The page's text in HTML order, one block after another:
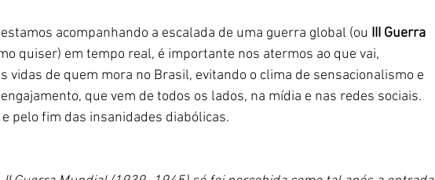
acompanhando a escalada de uma guerra global (ou III Guerra
quiser) em tempo real, é importante nos atermos ao que vai,
vidas de quem mora no Brasil, evitando o clima de sensacionalismo e
que vem de todos os lados, na mídia e nas redes sociais.
pelo fim das insanidades diabólicas.